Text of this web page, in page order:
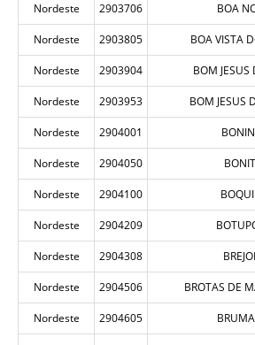
Nordeste 2903706 BOA
Nordeste 2903805 BOA VISTA
Nordeste 2903904 BOM JESUS
Nordeste 2903953 BOM JESUS
Nordeste 2904001
Nordeste 2904050
Nordeste 2904100
Nordeste 2904209
Nordeste 2904308
Nordeste 2904506 BROTAS DE
Nordeste 2904605